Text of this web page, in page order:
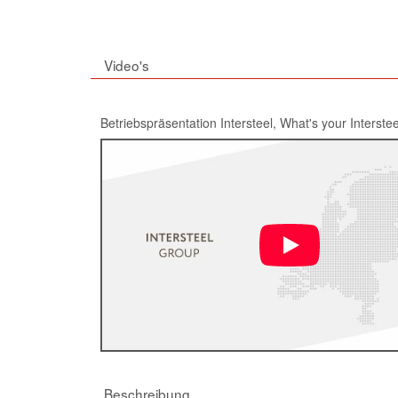
Video's
Betriebspräsentation Intersteel, What's your
Beschreibung